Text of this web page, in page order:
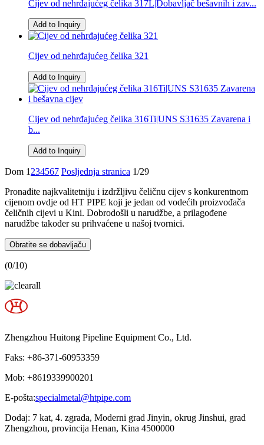
Cijev od nehrđajućeg čelika 317L|Dobavljač bešavnih i zav...
Add to Inquiry
Cijev od nehrđajućeg čelika 321
Add to Inquiry
Cijev od nehrđajućeg čelika 316Ti|UNS S31635 Zavarena i
b...
Add to Inquiry
Dom 1 234567 Posljednja stranica 1/29
Pronađite najkvalitetniju i izdržljivu čeličnu cijev s konkurentnom
cijenom ovdje od HT PIPE koji je jedan od vodećih proizvođača
čeličnih cijevi u Kini. Dobrodošli u narudžbe, a prilagođene
narudžbe također su prihvaćene u našoj tvornici.
Obratite se dobavljaču
(0/10)
Zhengzhou Huitong Pipeline Equipment Co., Ltd.
Faks: +86-371-60953359
Mob: +8619339900201
E-pošta:specialmetal@htpipe.com
Dodaj: 7 kat, 4. zgrada, Moderni grad Jinyin, okrug Jinshui, grad
Zhengzhou, provincija Henan, Kina 4500000